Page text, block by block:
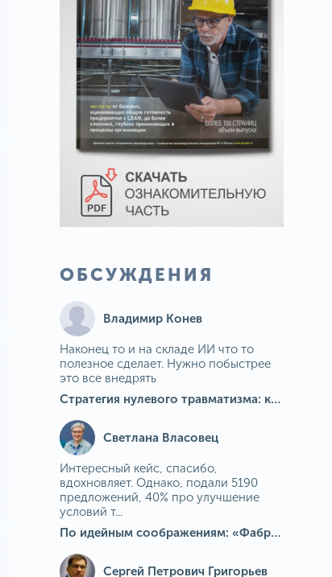
ОБСУЖДЕНИЯ
Владимир Конев
Наконец то и на складе ИИ что то
полезное сделает. Нужно побыстрее
это все внедрять
Стратегия нулевого травматизма: как ИИ-камеры Camkord снижают риск наезда на пешехода при работе на погрузчике
Светлана Власовец
Интересный кейс, спасибо,
вдохновляет. Однако, подали 5190
предложений, 40% про улучшение
условий т...
По идейным соображениям: «Фабрика идей» на МГОКе
Сергей Петрович Григорьев